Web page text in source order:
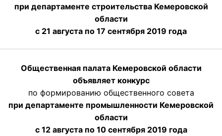
при департаменте строительства Кемеровской
области
с 21 августа по 17 сентября 2019 года
Общественная палата Кемеровской области
объявляет конкурс
по формированию общественного совета
при департаменте промышленности Кемеровской
области
с 12 августа по 10 сентября 2019 года